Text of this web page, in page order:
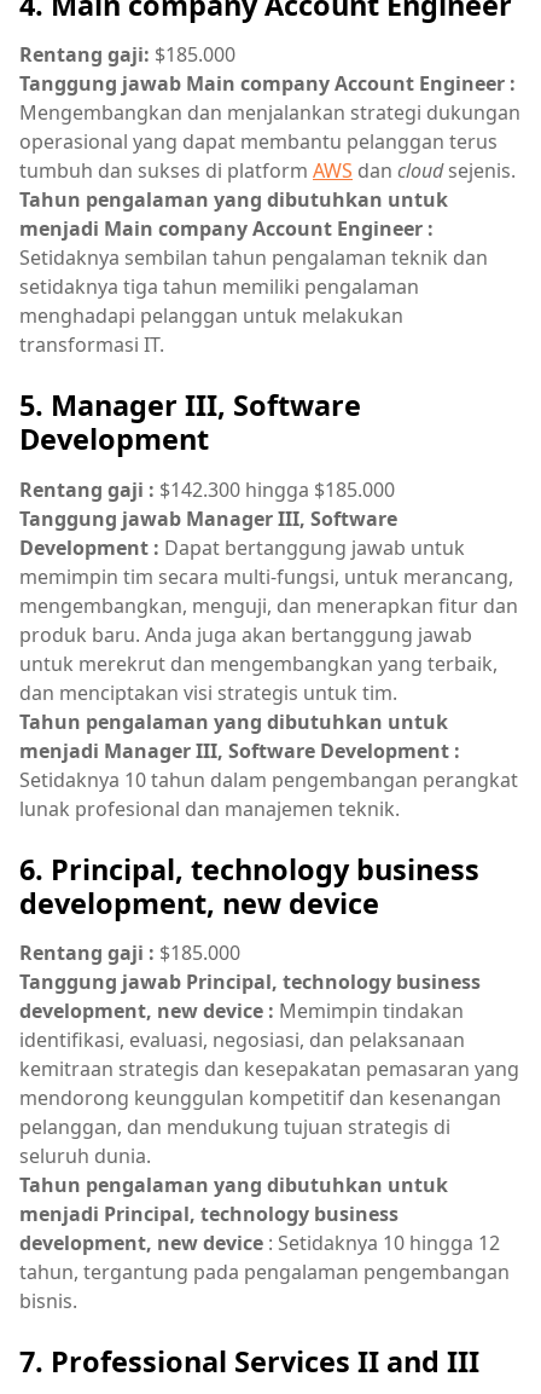
Rentang gaji: $185.000
Tanggung jawab Main company Account Engineer :
Mengembangkan dan menjalankan strategi dukungan
operasional yang dapat membantu pelanggan terus
tumbuh dan sukses di platform AWS dan cloudsejenis.
Tahun pengalaman yang dibutuhkan untuk
menjadi Main company Account Engineer :
Setidaknya sembilan tahun pengalaman teknik dan
setidaknya tiga tahun memiliki pengalaman
menghadapi pelanggan untuk melakukan
transformasi IT.
5. Manager III, Software
Development
Rentang gaji : $142.300 hingga $185.000
Tanggung jawab Manager III, Software
Development : Dapat bertanggung jawab untuk
memimpin tim secara multi-fungsi, untuk merancang,
mengembangkan, menguji, dan menerapkan fitur dan
produk baru. Anda juga akan bertanggung jawab
untuk merekrut dan mengembangkan yang terbaik,
dan menciptakan visi strategis untuk tim.
Tahun pengalaman yang dibutuhkan untuk
menjadi Manager III, Software Development :
Setidaknya 10 tahun dalam pengembangan perangkat
lunak profesional dan manajemen teknik.
6. Principal, technology business
development, new device
Rentang gaji : $185.000
Tanggung jawab Principal, technology business
development, new device : Memimpin tindakan
identifikasi, evaluasi, negosiasi, dan pelaksanaan
kemitraan strategis dan kesepakatan pemasaran yang
mendorong keunggulan kompetitif dan kesenangan
pelanggan, dan mendukung tujuan strategis di
seluruh dunia.
Tahun pengalaman yang dibutuhkan untuk
menjadi Principal, technology business
development, new device : Setidaknya 10 hingga 12
tahun, tergantung pada pengalaman pengembangan
bisnis.
7. Professional Services II and III